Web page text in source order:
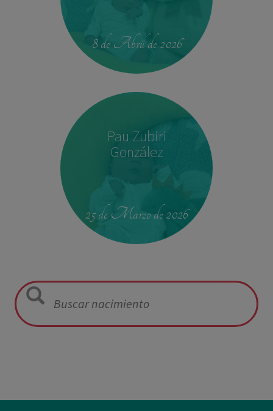
8 de Abril de 2026
Pau Zubiri
González
25 de Marzo de 2026